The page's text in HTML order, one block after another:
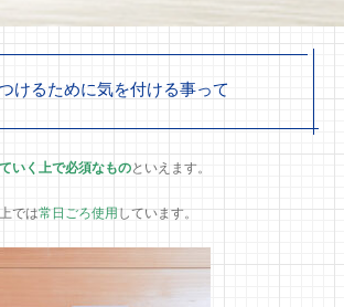
けるために気を付ける事って
いく上で必須なものといえます。
では常日ごろ使用しています。